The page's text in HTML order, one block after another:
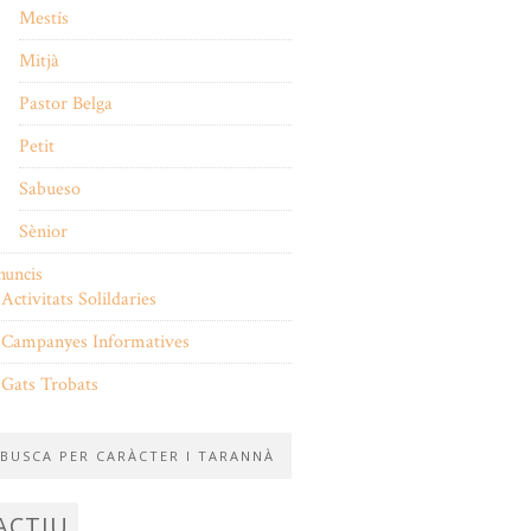
Mestís
Mitjà
Pastor Belga
Petit
Sabueso
Sènior
Activitats Solildaries
Campanyes Informatives
Gats Trobats
BUSCA PER CARÀCTER I TARANNÀ